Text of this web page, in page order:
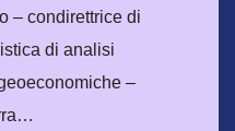
– condirettrice di
di analisi
–